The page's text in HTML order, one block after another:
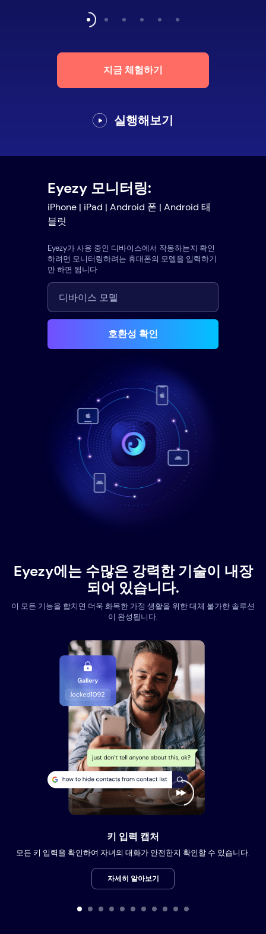
지금 체험하기
실행해보기
Eyezy 모니터링:
iPhone | iPad | Android 폰 | Android 태
블릿
Eyezy가 사용 중인 디바이스에서 작동하는지 확인
하려면 모니터링하려는 휴대폰의 모델을 입력하기
만 하면 됩니다
호환성 확인
Eyezy에는 수많은 강력한 기술이 내장
되어 있습니다.
이 모든 기능을 합치면 더욱 화목한 가정 생활을 위한 대체 불가한 솔루션
이 완성됩니다.
키 입력 캡처
모든 키 입력을 확인하여 자녀의 대화가 안전한지 확인할 수 있습니다.
자세히 알아보기